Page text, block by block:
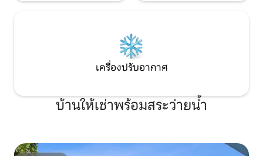
เครื่องปรับอากาศ
บ้านให้เช่าพร้อมสระว่ายน้ำ